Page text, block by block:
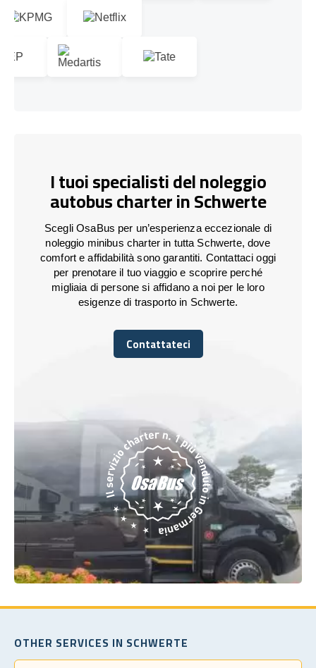
I tuoi specialisti del noleggio
autobus charter in Schwerte
Scegli OsaBus per un’esperienza eccezionale di
noleggio minibus charter in tutta Schwerte, dove
comfort e affidabilità sono garantiti. Contattaci oggi
per prenotare il tuo viaggio e scoprire perché
migliaia di persone si affidano a noi per le loro
esigenze di trasporto in Schwerte.
Contattateci
Contattateci
OTHER SERVICES IN SCHWERTE